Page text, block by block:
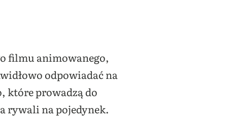
filmu animowanego,
odpowiadać na
które prowadzą do
rywali na pojedynek.